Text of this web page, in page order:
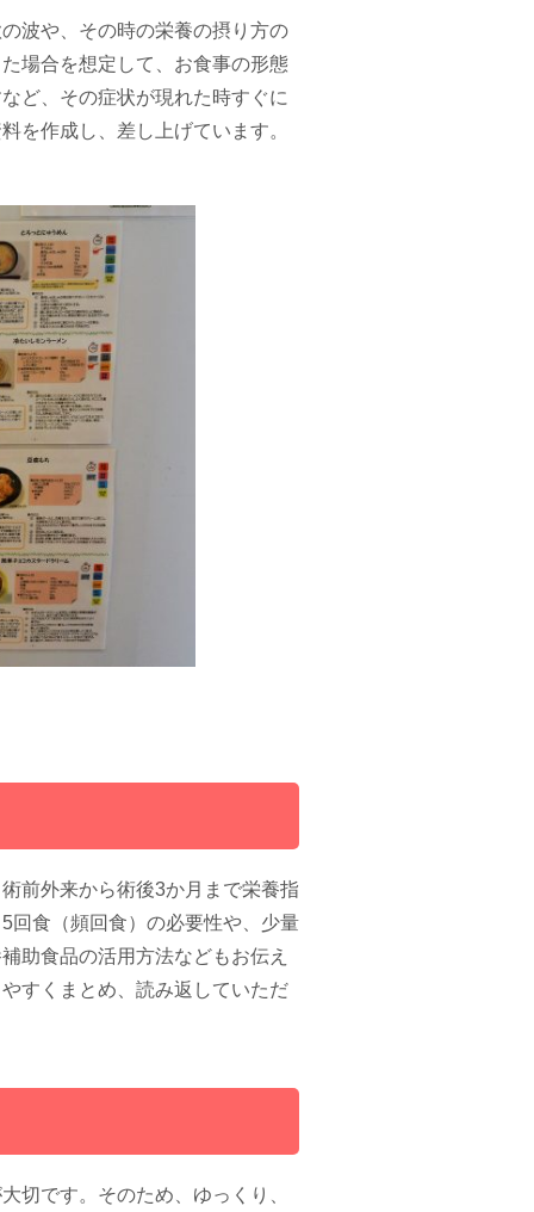
波や、その時の栄養の摂り方の
場合を想定して、お食事の形態
ど、その症状が現れた時すぐに
を作成し、差し上げています。
前外来から術後3か月まで栄養指
回食（頻回食）の必要性や、少量
助食品の活用方法などもお伝え
すくまとめ、読み返していただ
切です。そのため、ゆっくり、